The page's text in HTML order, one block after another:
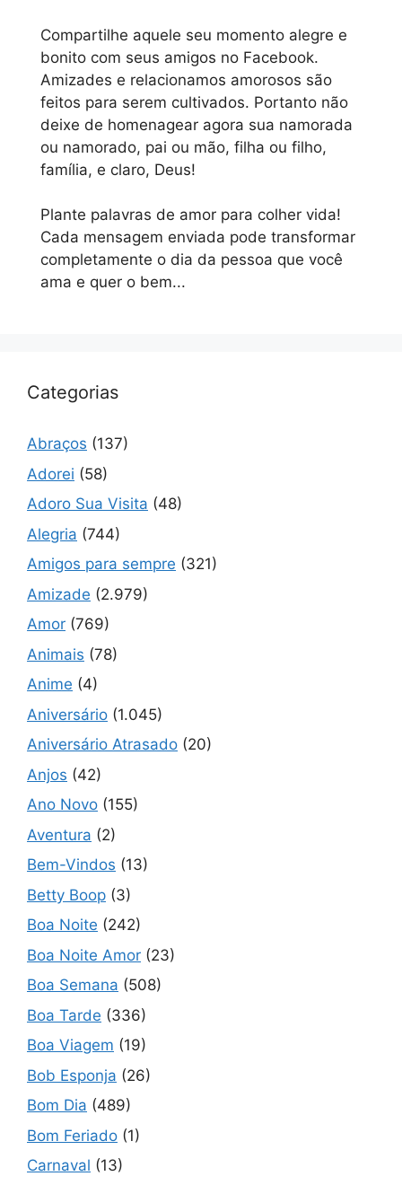
Compartilhe aquele seu momento alegre e
bonito com seus amigos no Facebook.
Amizades e relacionamos amorosos são
feitos para serem cultivados. Portanto não
deixe de homenagear agora sua namorada
ou namorado, pai ou mão, filha ou filho,
família, e claro, Deus!
Plante palavras de amor para colher vida!
Cada mensagem enviada pode transformar
completamente o dia da pessoa que você
ama e quer o bem...
Categorias
Abraços (137)
Adorei (58)
Adoro Sua Visita (48)
Alegria (744)
Amigos para sempre (321)
Amizade (2.979)
Amor (769)
Animais (78)
Anime (4)
Aniversário (1.045)
Aniversário Atrasado (20)
Anjos (42)
Ano Novo (155)
Aventura (2)
Bem-Vindos (13)
Betty Boop (3)
Boa Noite (242)
Boa Noite Amor (23)
Boa Semana (508)
Boa Tarde (336)
Boa Viagem (19)
Bob Esponja (26)
Bom Dia (489)
Bom Feriado (1)
Carnaval (13)